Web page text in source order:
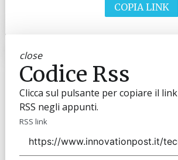
COPIA LINK
close
Codice Rss
Clicca sul pulsante per copiare il link
RSS negli appunti.
RSS link